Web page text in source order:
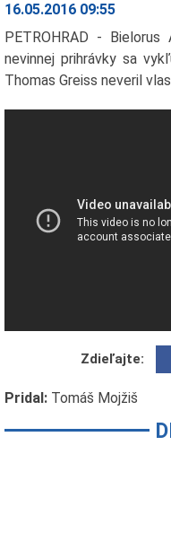
16.05.2016 09:55
PETROHRAD -
nevinnej prihrávky sa
Thomas Greiss neveril
Zdieľajte:
Pridal: Tomáš Mojžiš